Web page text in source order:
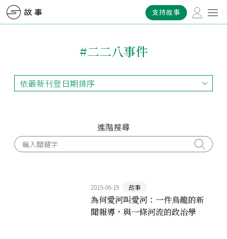
支持故事
#二二八事件
依最新刊登日期排序
依最新刊登日期排序
進階搜尋
2015-06-19 故事
為何愛河叫愛河：一件烏龍的新
聞報導，與一條河流的政治學